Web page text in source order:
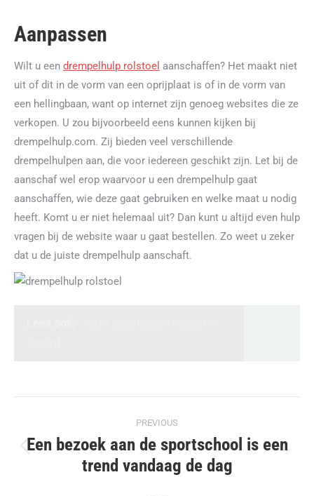
Aanpassen
Wilt u een drempelhulp rolstoel aanschaffen? Het maakt niet
uit of dit in de vorm van een oprijplaat is of in de vorm van
een hellingbaan, want op internet zijn genoeg websites die ze
verkopen. U zou bijvoorbeeld eens kunnen kijken bij
drempelhulp.com. Zij bieden veel verschillende
drempelhulpen aan, die voor iedereen geschikt zijn. Let bij de
aanschaf wel erop waarvoor u een drempelhulp gaat
aanschaffen, wie deze gaat gebruiken en welke maat u nodig
heeft. Komt u er niet helemaal uit? Dan kunt u altijd even hulp
vragen bij de website waar u gaat bestellen. Zo weet u zeker
dat u de juiste drempelhulp aanschaft.
navigation
PREVIOUS
Previous
post:
Een bezoek aan de sportschool is een
trend vandaag de dag